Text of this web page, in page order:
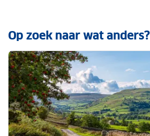
Op zoek naar wat anders?